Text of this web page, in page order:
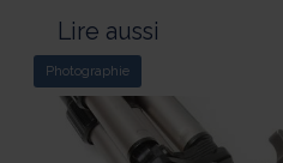
Lire aussi
Photographie